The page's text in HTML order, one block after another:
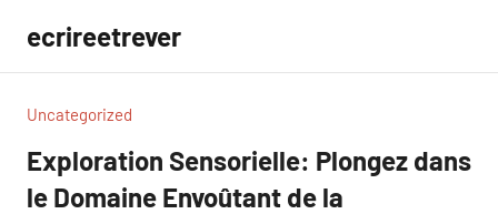
contenu
ecrireetrever
Uncategorized
Exploration Sensorielle: Plongez dans
le Domaine Envoûtant de la